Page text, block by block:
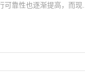
靠性也逐渐提高，而现...